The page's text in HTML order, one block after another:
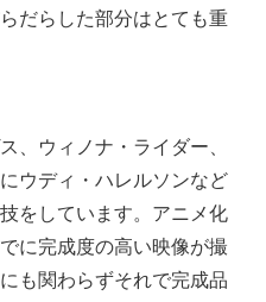
だらした部分はとても重
、ウィノナ・ライダー、
ウディ・ハレルソンなど
をしています。アニメ化
に完成度の高い映像が撮
も関わらずそれで完成品